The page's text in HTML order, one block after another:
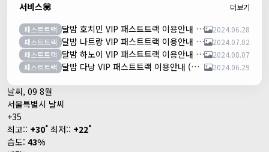
서비스💟 더보기
패스트트랙 달밤 호치민 VIP 패스트트랙 이용안내 (떤션넛공항)
2024.06.28
패스트트랙
달밤 나트랑 VIP 패스트트랙 이용안내 (깜란공항)
2024.07.02
패스트트랙
달밤 하노이 VIP 패스트트랙 이용안내 (노이바이공항)
2024.08.07
패스트트랙
달밤 다낭 VIP 패스트트랙 이용안내 (다낭국제공항) 2024.06.29
날씨, 09 8월
서울특별시 날씨
+35
최고:: +30° 최저:: +22°
습도: 43%